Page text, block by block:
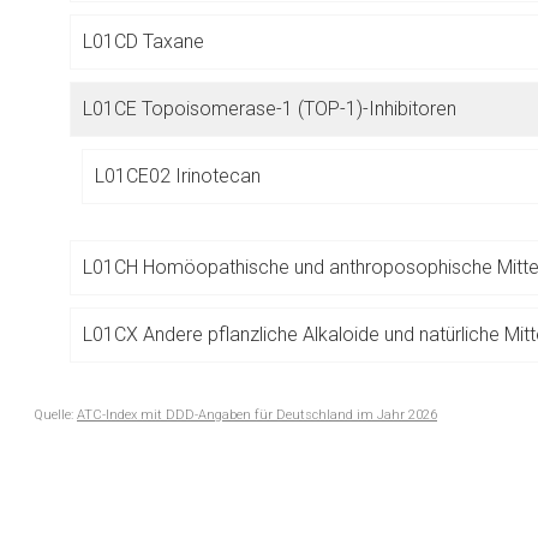
L01CD Taxane
L01CE Topoisomerase-1 (TOP-1)-Inhibitoren
L01CE02 Irinotecan
L01CH Homöopathische und anthroposophische
L01CX Andere pflanzliche Alkaloide und natürliche
L01D ZYTOTOXISCHE ANTIBIOTIKA UND VERWANDTE
Quelle: ATC-Index mit DDD-Angaben für Deutschland im Jahr 2026